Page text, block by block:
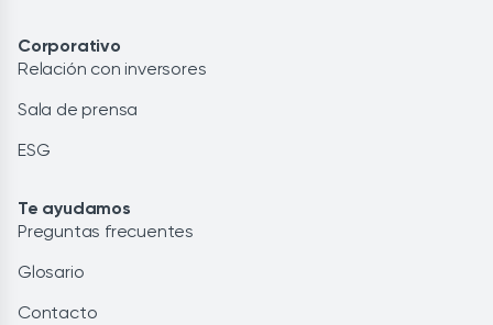
Corporativo
Relación con inversores
Sala de prensa
ESG
Te ayudamos
Preguntas frecuentes
Glosario
Contacto